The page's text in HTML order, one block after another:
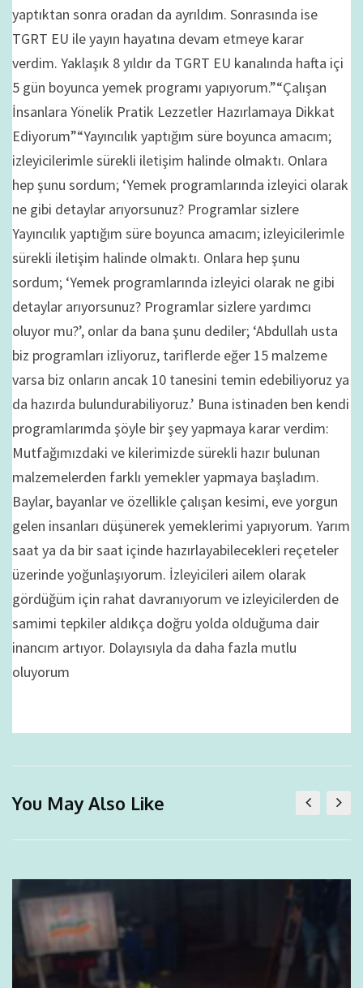
yaptıktan sonra oradan da ayrıldım. Sonrasında ise
TGRT EU ile yayın hayatına devam etmeye karar
verdim. Yaklaşık 8 yıldır da TGRT EU kanalında hafta içi
5 gün boyunca yemek programı yapıyorum.”“Çalışan
İnsanlara Yönelik Pratik Lezzetler Hazırlamaya Dikkat
Ediyorum”“Yayıncılık yaptığım süre boyunca amacım;
izleyicilerimle sürekli iletişim halinde olmaktı. Onlara
hep şunu sordum; ‘Yemek programlarında izleyici olarak
ne gibi detaylar arıyorsunuz? Programlar sizlere
Yayıncılık yaptığım süre boyunca amacım; izleyicilerimle
sürekli iletişim halinde olmaktı. Onlara hep şunu
sordum; ‘Yemek programlarında izleyici olarak ne gibi
detaylar arıyorsunuz? Programlar sizlere yardımcı
oluyor mu?’, onlar da bana şunu dediler; ‘Abdullah usta
biz programları izliyoruz, tariflerde eğer 15 malzeme
varsa biz onların ancak 10 tanesini temin edebiliyoruz ya
da hazırda bulundurabiliyoruz.’ Buna istinaden ben kendi
programlarımda şöyle bir şey yapmaya karar verdim:
Mutfağımızdaki ve kilerimizde sürekli hazır bulunan
malzemelerden farklı yemekler yapmaya başladım.
Baylar, bayanlar ve özellikle çalışan kesimi, eve yorgun
gelen insanları düşünerek yemeklerimi yapıyorum. Yarım
saat ya da bir saat içinde hazırlayabilecekleri reçeteler
üzerinde yoğunlaşıyorum. İzleyicileri ailem olarak
gördüğüm için rahat davranıyorum ve izleyicilerden de
samimi tepkiler aldıkça doğru yolda olduğuma dair
inancım artıyor. Dolayısıyla da daha fazla mutlu
oluyorum
You May Also Like